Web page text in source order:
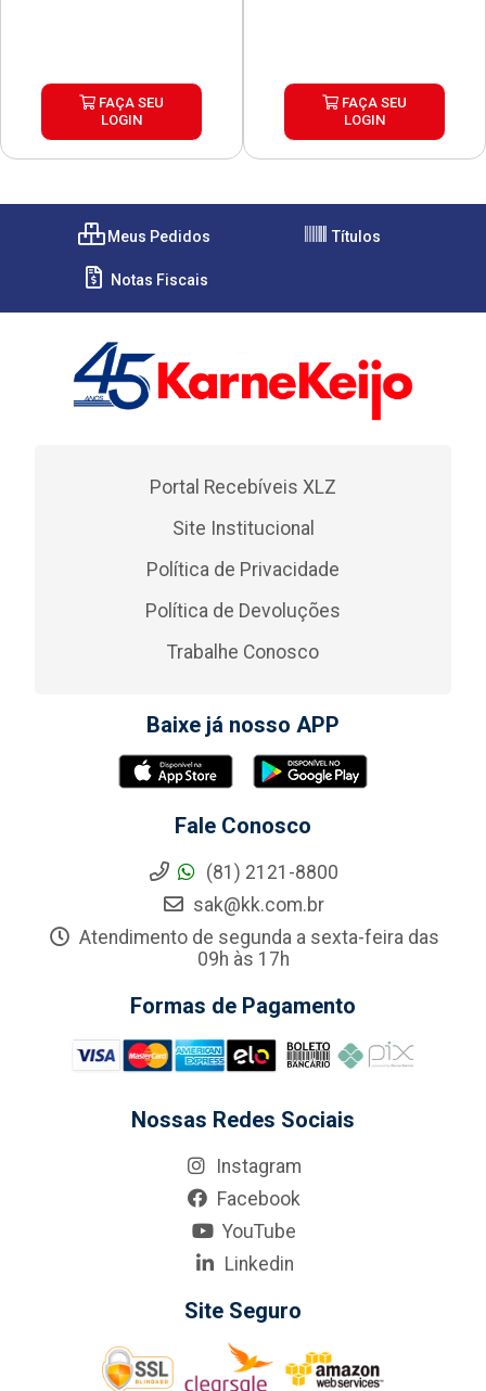
FAÇA SEU
LOGIN
FAÇA SEU
LOGIN
Meus Pedidos Títulos
Notas Fiscais
Portal Recebíveis XLZ
Site Institucional
Política de Privacidade
Política de Devoluções
Trabalhe Conosco
Baixe já nosso APP
Fale Conosco
(81) 2121-8800
sak@kk.com.br
Atendimento de segunda a sexta-feira das
09h às 17h
Formas de Pagamento
Nossas Redes Sociais
Instagram
Facebook
YouTube
Linkedin
Site Seguro